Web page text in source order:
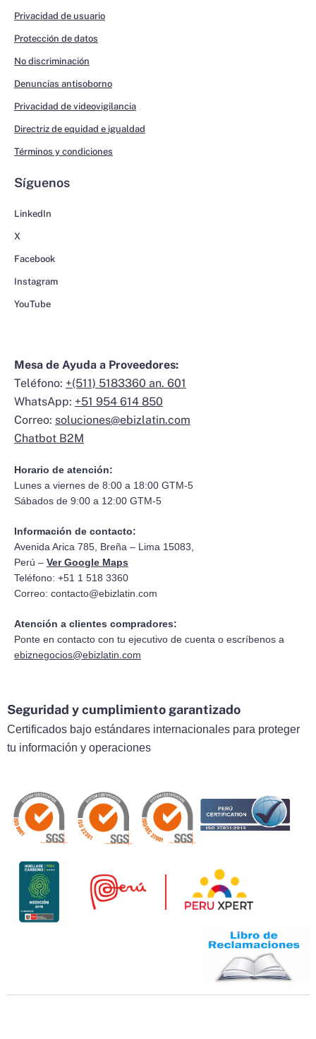
Privacidad de usuario
Protección de datos
No discriminación
Denuncias antisoborno
Privacidad de videovigilancia
Directriz de equidad e igualdad
Términos y condiciones
Síguenos
LinkedIn
X
Facebook
Instagram
YouTube
Mesa de Ayuda a Proveedores:
Teléfono: +(511) 5183360 an. 601
WhatsApp: +51 954 614 850
Correo: soluciones@ebizlatin.com
Chatbot B2M
Horario de atención:
Lunes a viernes de 8:00 a 18:00 GTM-5
Sábados de 9:00 a 12:00 GTM-5
Información de contacto:
Avenida Arica 785, Breña – Lima 15083,
Perú – Ver Google Maps
Teléfono: +51 1 518 3360
Correo: contacto@ebizlatin.com
Atención a clientes compradores:
Ponte en contacto con tu ejecutivo de cuenta o escríbenos a
ebiznegocios@ebizlatin.com
Seguridad y cumplimiento garantizado
Certificados bajo estándares internacionales para proteger
tu información y operaciones